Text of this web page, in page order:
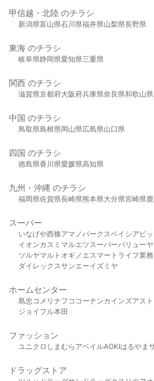
甲信越・北陸 のチラシ
新潟県富山県石川県福井県山梨県長野県
東海 のチラシ
岐阜県静岡県愛知県三重県
関西 のチラシ
滋賀県京都府大阪府兵庫県奈良県和歌山県
中国 のチラシ
鳥取県島根県岡山県広島県山口県
四国 のチラシ
徳島県香川県愛媛県高知県
九州・沖縄 のチラシ
福岡県佐賀県長崎県熊本県大分県宮崎県
スーパー
いなげや西條アマノパークスベイシア ビ
イオンカスミ マルエツスーパーバリュー
ツルヤマルト オギノ エスマート ライフ業
ダイレックスサンエーイズミヤ
ホームセンター
島忠 コメリ ナフコ コーナンカインズアス
ジョイフル本田
ファッション
ユニクロ しまむら アベイルAOKIはるやま
ドラッグストア